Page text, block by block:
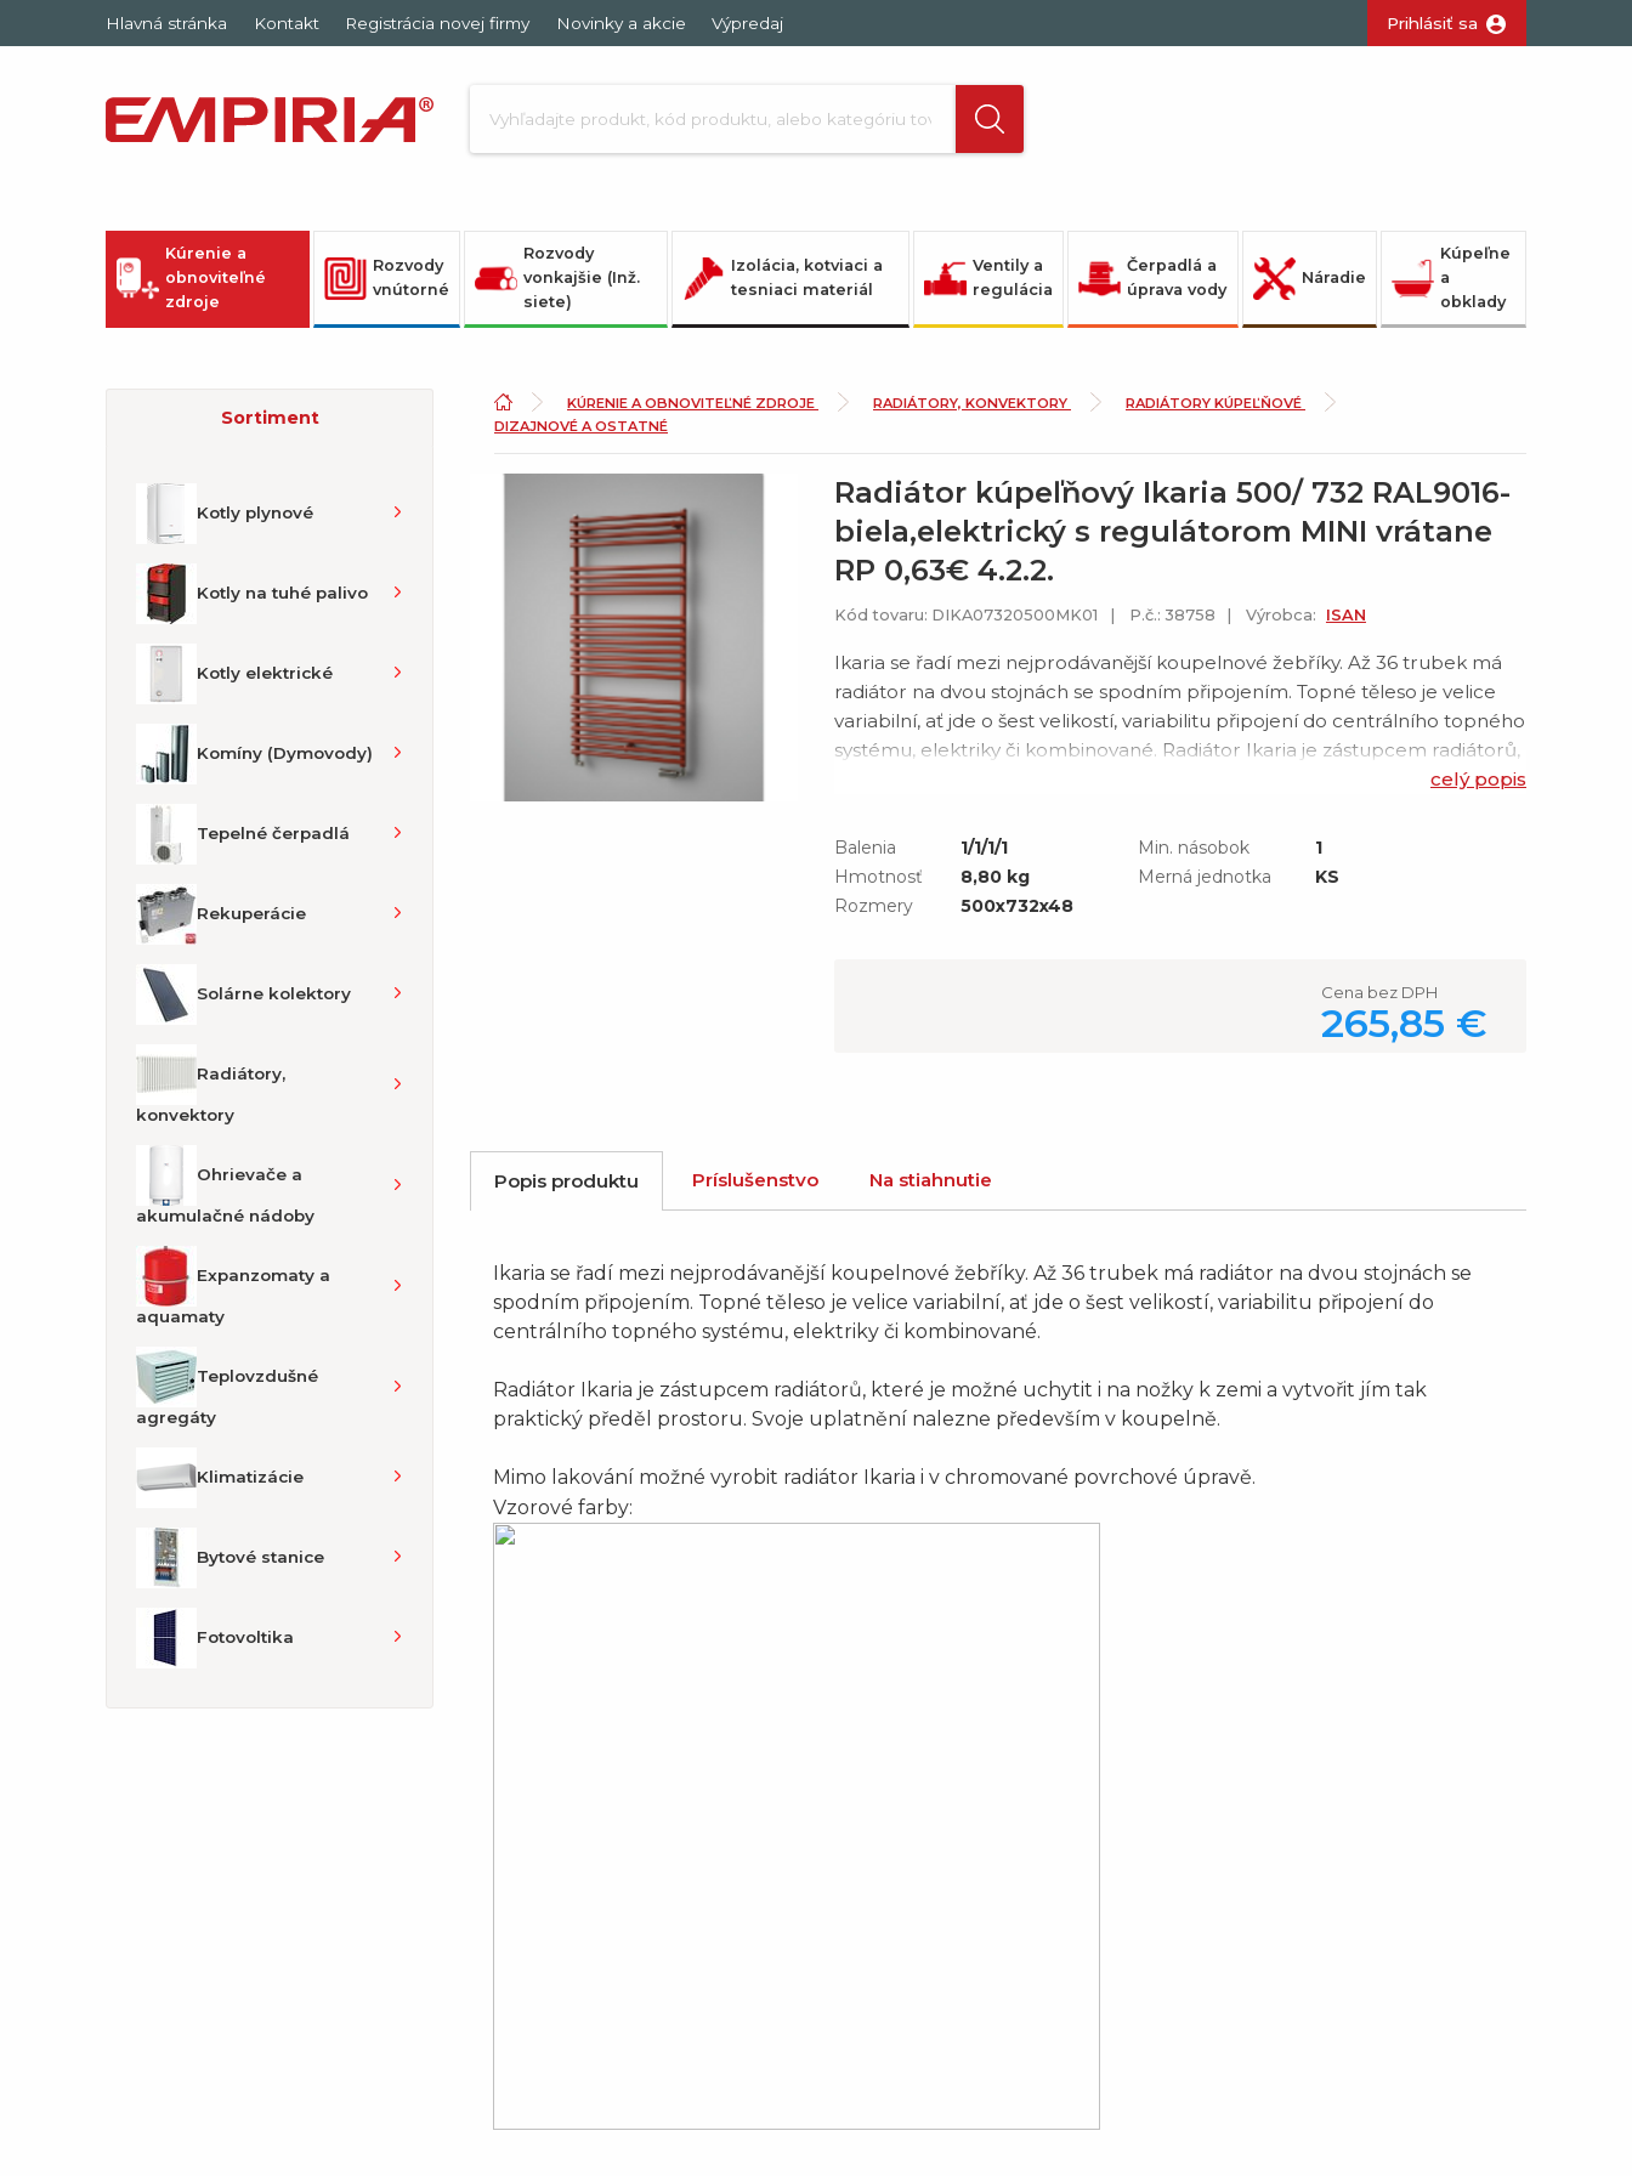
Hlavná stránka Kontakt Registrácia novej firmy Novinky a akcie Výpredaj Prihlásiť sa
Kúrenie a
obnoviteľné
zdroje
Rozvody
vnútorné
Rozvody
vonkajšie (Inž.
siete)
Izolácia, kotviaci a
tesniaci materiál
Ventily a
regulácia
Čerpadlá a
úprava vody
Náradie
Kúpeľne
a
obklady
Sortiment
Kotly plynové
Kotly na tuhé palivo
Kotly elektrické
Komíny (Dymovody)
Tepelné čerpadlá
Rekuperácie
Solárne kolektory
Radiátory,
konvektory
Ohrievače a
akumulačné nádoby
Expanzomaty a
aquamaty
Teplovzdušné
agregáty
Klimatizácie
Bytové stanice
Fotovoltika
KÚRENIE A OBNOVITEĽNÉ ZDROJE RADIÁTORY, KONVEKTORY
RADIÁTORY KÚPEĽŇOVÉ
DIZAJNOVÉ A OSTATNÉ
Radiátor kúpeľňový Ikaria 500/ 732 RAL9016-
biela,elektrický s regulátorom MINI vrátane
RP 0,63€ 4.2.2.
Kód tovaru: DIKA07320500MK01 P.č.: 38758 Výrobca: ISAN
Ikaria se řadí mezi nejprodávanější koupelnové žebříky. Až 36 trubek má
radiátor na dvou stojnách se spodním připojením. Topné těleso je velice
variabilní, ať jde o šest velikostí, variabilitu připojení do centrálního topného
systému, elektriky či kombinované. Radiátor Ikaria je zástupcem radiátorů,
které je možné uchytit i na nožky k zemi a vytvořit jím tak praktický předěl
celý popis
Balenia
1/1/1/1
Hmotnosť
8,80 kg
Rozmery
500x732x48
Min. násobok
1
Merná jednotka
KS
Cena bez DPH
265,85 €
Popis produktu Príslušenstvo Na stiahnutie
Ikaria se řadí mezi nejprodávanější koupelnové žebříky. Až 36 trubek má radiátor na dvou stojnách se
spodním připojením. Topné těleso je velice variabilní, ať jde o šest velikostí, variabilitu připojení do
centrálního topného systému, elektriky či kombinované.
Radiátor Ikaria je zástupcem radiátorů, které je možné uchytit i na nožky k zemi a vytvořit jím tak
praktický předěl prostoru. Svoje uplatnění nalezne především v koupelně.
Mimo lakování možné vyrobit radiátor Ikaria i v chromované povrchové úpravě.
Vzorové farby: